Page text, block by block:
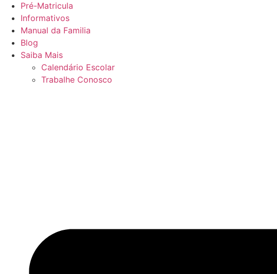
Pré-Matricula
Informativos
Manual da Familia
Blog
Saiba Mais
Calendário Escolar
Trabalhe Conosco